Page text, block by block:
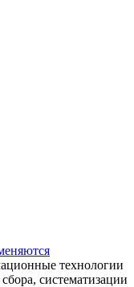
технологии
систематизации